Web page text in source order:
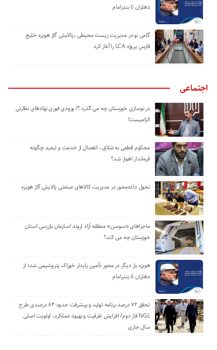
دهلران تا بندرامام
گامی نو در مدیریت زیست ‌محیطی ٫پالایش گاز هویزه خلیج
‌فارس پروژه LCA را آغاز کرد
اجتماعی
در نوسازی خوزستان چه می گذرد ؟/ ورودی فوری نهادهای نظارتی
الزامیست!
محکوم قطعی به شلاق ، انفصال از خدمت و تبعید چگونه
فرماندار اهواز شد؟
تحول داده‌محور در مدیریت کالاهای صنعتی پالایش گاز هویزه
ماجراهای «سوسن» منطقه آزاد اروند /سازمان بازرسی استان
خوزستان چه می کند؟
هویزه بار دیگر در محور تأمین پایدار خوراک پتروشیمی شد؛ از
دهلران تا بندرامام
تحقق ۷۲ درصد برنامه تولید و پیشرفت حدود ۸۴ درصدی طرح
NGL فاز دوم/ افزایش ظرفیت و بهبود عملکرد، اولویت اصلی
سال جاری